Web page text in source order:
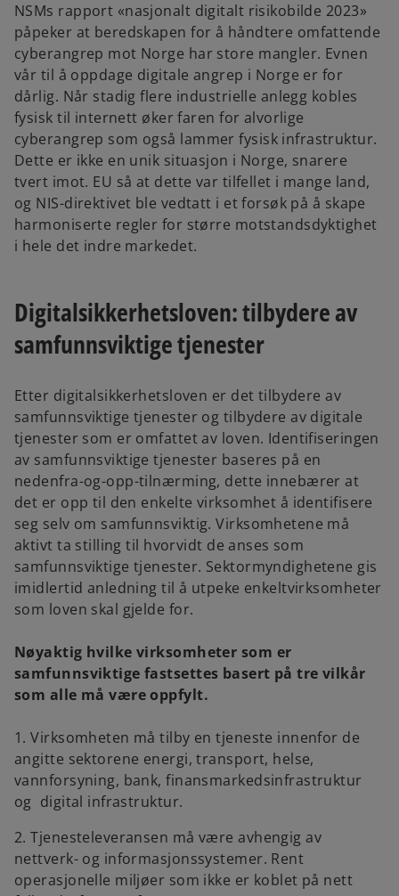
NSMs rapport «nasjonalt digitalt risikobilde 2023»
påpeker at beredskapen for å håndtere omfattende
cyberangrep mot Norge har store mangler. Evnen
vår til å oppdage digitale angrep i Norge er for
dårlig. Når stadig flere industrielle anlegg kobles
fysisk til internett øker faren for alvorlige
cyberangrep som også lammer fysisk infrastruktur.
Dette er ikke en unik situasjon i Norge, snarere
tvert imot. EU så at dette var tilfellet i mange land,
og NIS-direktivet ble vedtatt i et forsøk på å skape
harmoniserte regler for større motstandsdyktighet
i hele det indre markedet.
Digitalsikkerhetsloven: tilbydere av
samfunnsviktige tjenester
Etter digitalsikkerhetsloven er det tilbydere av
samfunnsviktige tjenester og tilbydere av digitale
tjenester som er omfattet av loven. Identifiseringen
av samfunnsviktige tjenester baseres på en
nedenfra-og-opp-tilnærming, dette innebærer at
det er opp til den enkelte virksomhet å identifisere
seg selv om samfunnsviktig. Virksomhetene må
aktivt ta stilling til hvorvidt de anses som
samfunnsviktige tjenester. Sektormyndighetene gis
imidlertid anledning til å utpeke enkeltvirksomheter
som loven skal gjelde for.
Nøyaktig hvilke virksomheter som er
samfunnsviktige fastsettes basert på tre vilkår
som alle må være oppfylt.
1. Virksomheten må tilby en tjeneste innenfor de
angitte sektorene energi, transport, helse,
vannforsyning, bank, finansmarkedsinfrastruktur
og digital infrastruktur.
2. Tjenesteleveransen må være avhengig av
nettverk- og informasjonssystemer. Rent
operasjonelle miljøer som ikke er koblet på nett